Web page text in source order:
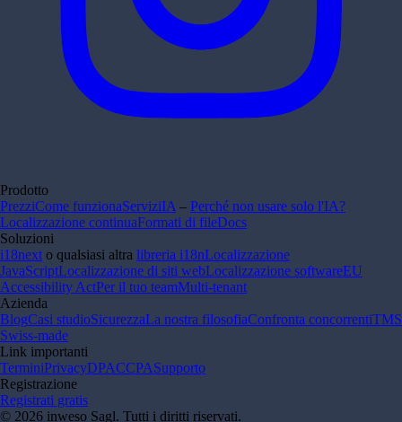
Prodotto
PrezziCome funzionaServiziIA– Perché non usare solo l'IA?
Localizzazione continuaFormati di fileDocs
Soluzioni
i18nexto qualsiasi altra libreria i18nLocalizzazione
JavaScriptLocalizzazione di siti webLocalizzazione softwareEU
Accessibility ActPer il tuo teamMulti-tenant
Azienda
BlogCasi studioSicurezzaLa nostra filosofiaConfronta concorrentiTMS
Swiss-made
Link importanti
TerminiPrivacyDPACCPASupporto
Registrazione
Registrati gratis
© 2026 inweso Sagl. Tutti i diritti riservati.